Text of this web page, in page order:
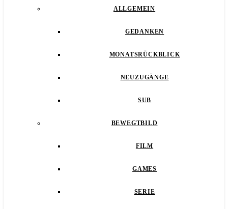
ALLGEMEIN
GEDANKEN
MONATSRÜCKBLICK
NEUZUGÄNGE
SUB
BEWEGTBILD
FILM
GAMES
SERIE